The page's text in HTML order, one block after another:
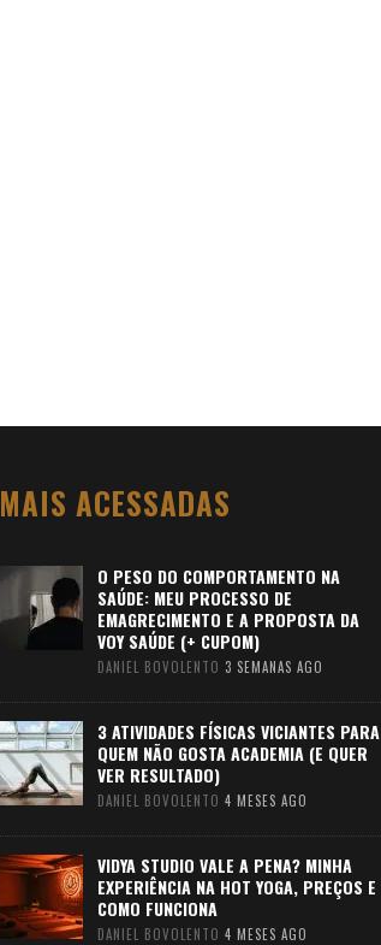
MAIS ACESSADAS
O PESO DO COMPORTAMENTO NA
SAÚDE: MEU PROCESSO DE
EMAGRECIMENTO E A PROPOSTA DA
VOY SAÚDE (+ CUPOM)
DANIEL BOVOLENTO 3 SEMANAS AGO
3 ATIVIDADES FÍSICAS VICIANTES PARA
QUEM NÃO GOSTA ACADEMIA (E QUER
VER RESULTADO)
DANIEL BOVOLENTO 4 MESES AGO
VIDYA STUDIO VALE A PENA? MINHA
EXPERIÊNCIA NA HOT YOGA, PREÇOS E
COMO FUNCIONA
DANIEL BOVOLENTO 4 MESES AGO